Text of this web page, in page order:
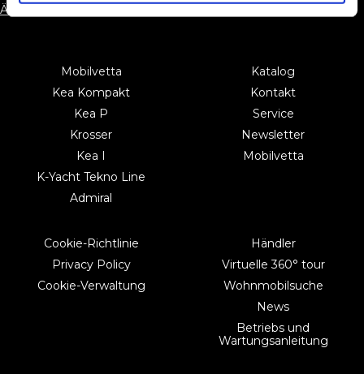
Beitragsnavigation
Ältere Beiträge
Mobilvetta
Kea Kompakt
Kea P
Krosser
Kea I
K-Yacht Tekno Line
Admiral
Katalog
Kontakt
Service
Newsletter
Mobilvetta
Cookie-Richtlinie
Privacy Policy
Cookie-Verwaltung
Händler
Virtuelle 360° tour
Wohnmobilsuche
News
Betriebs und
Wartungsanleitung